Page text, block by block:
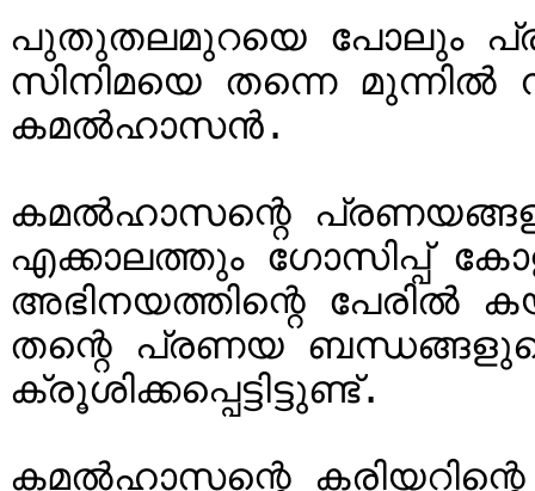
പുതുതലമുറയെ പോലും
സിനിമയെ തന്നെ മുന്നില്‍
കമല്‍ഹാസന്‍.
കമല്‍ഹാസന്റെ
എക്കാലത്തും ഗോസിപ്പ്
അഭിനയത്തിന്റെ പേരില്‍
തന്റെ പ്രണയ
ക്രൂശിക്കപ്പെട്ടിട്ടുണ്ട്.
കമല്‍ഹാസന്റെ